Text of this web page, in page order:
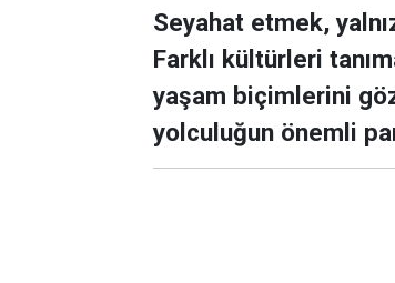
Seyahat etmek,
Farklı kültürleri
yaşam biçimlerini
yolculuğun önemli